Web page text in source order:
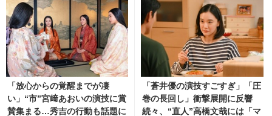
「放心からの覚醒までが凄
い」“市”宮﨑あおいの演技に賞
賛集まる…秀吉の行動も話題に
「蒼井優の演技すごすぎ」「圧
巻の長回し」衝撃展開に反響
続々、“直人”高橋文哉には「マ